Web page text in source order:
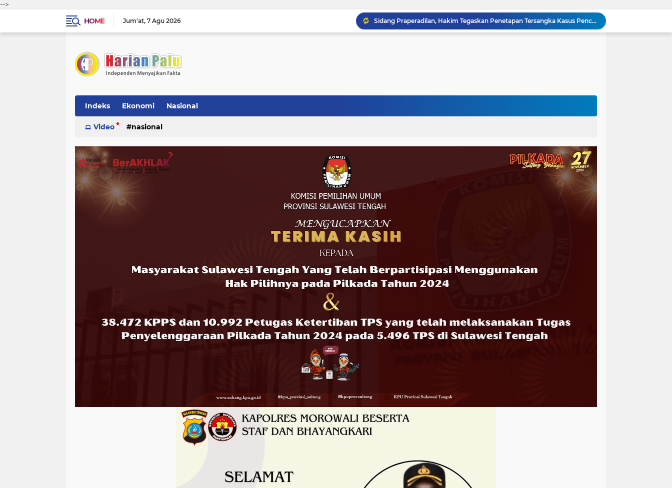
-->
HOME
Jum'at 7 Agu 2026
Sidang Praperadilan, Hakim Tegaskan Penetapan Tersangka Kasus Pencabulan Anak di Buol Sah Secara Hukum
Kejati Sulteng Geledah Kantor UPP Kolonodale, Sita Dokumen dan Barang Bukti Elektronik Kasus Nikel PT. Cocoman
Pemprov Sulteng Siap Hadapi Hadapi Gugatan JATAM: Tegaskan Pengawasan Lingkungan Sesuai Aturan Perundang-undangan
Indeks Ekonomi Nasional
Video nasional